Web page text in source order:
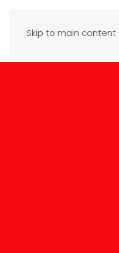
Skip to main content